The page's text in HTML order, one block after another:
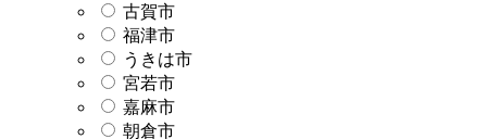
古賀市
福津市
うきは市
宮若市
嘉麻市
朝倉市